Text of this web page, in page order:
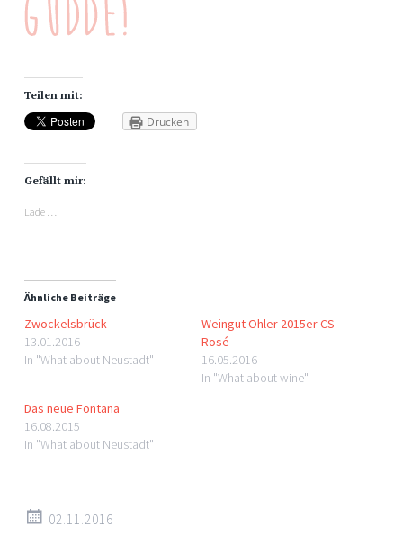
Teilen mit:
Drucken
Gefällt mir:
Lade …
Ähnliche Beiträge
Zwockelsbrück
13.01.2016
In "What about Neustadt"
Weingut Ohler 2015er CS
Rosé
16.05.2016
In "What about wine"
Das neue Fontana
16.08.2015
In "What about Neustadt"
02.11.2016